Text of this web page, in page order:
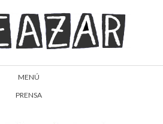
MENÚ
PRENSA